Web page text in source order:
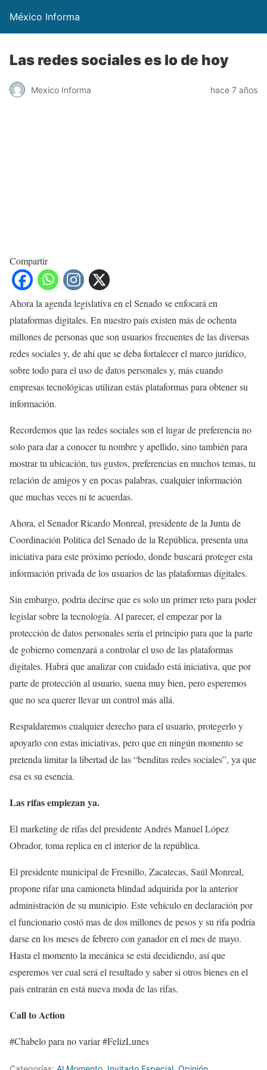
México Informa
Las redes sociales es lo de hoy
Mexico Informa hace 7 años
Compartir
Ahora la agenda legislativa en el Senado se enfocará en
plataformas digitales. En nuestro país existen más de ochenta
millones de personas que son usuarios frecuentes de las diversas
redes sociales y, de ahí que se deba fortalecer el marco jurídico,
sobre todo para el uso de datos personales y, más cuando
empresas tecnológicas utilizan estás plataformas para obtener su
información.
Recordemos que las redes sociales son el lugar de preferencia no
solo para dar a conocer tu nombre y apellido, sino también para
mostrar tu ubicación, tus gustos, preferencias en muchos temas, tu
relación de amigos y en pocas palabras, cualquier información
que muchas veces ni te acuerdas.
Ahora, el Senador Ricardo Monreal, presidente de la Junta de
Coordinación Política del Senado de la República, presenta una
iniciativa para este próximo período, donde buscará proteger esta
información privada de los usuarios de las plataformas digitales.
Sin embargo, podría decirse que es solo un primer reto para poder
legislar sobre la tecnología. Al parecer, el empezar por la
protección de datos personales sería el principio para que la parte
de gobierno comenzará a controlar el uso de las plataformas
digitales. Habrá que analizar con cuidado está iniciativa, que por
parte de protección al usuario, suena muy bien, pero esperemos
que no sea querer llevar un control más allá.
Respaldaremos cualquier derecho para el usuario, protegerlo y
apoyarlo con estas iniciativas, pero que en ningún momento se
pretenda limitar la libertad de las “benditas redes sociales”, ya que
esa es su esencia.
Las rifas empiezan ya.
El marketing de rifas del presidente Andrés Manuel López
Obrador, toma replica en el interior de la república.
El presidente municipal de Fresnillo, Zacatecas, Saúl Monreal,
propone rifar una camioneta blindad adquirida por la anterior
administración de su municipio. Este vehículo en declaración por
el funcionario costó mas de dos millones de pesos y su rifa podría
darse en los meses de febrero con ganador en el mes de mayo.
Hasta el momento la mecánica se está decidiendo, así que
esperemos ver cual será el resultado y saber si otros bienes en el
país entrarán en está nueva moda de las rifas.
Call to Action
#Chabelo para no variar #FelizLunes